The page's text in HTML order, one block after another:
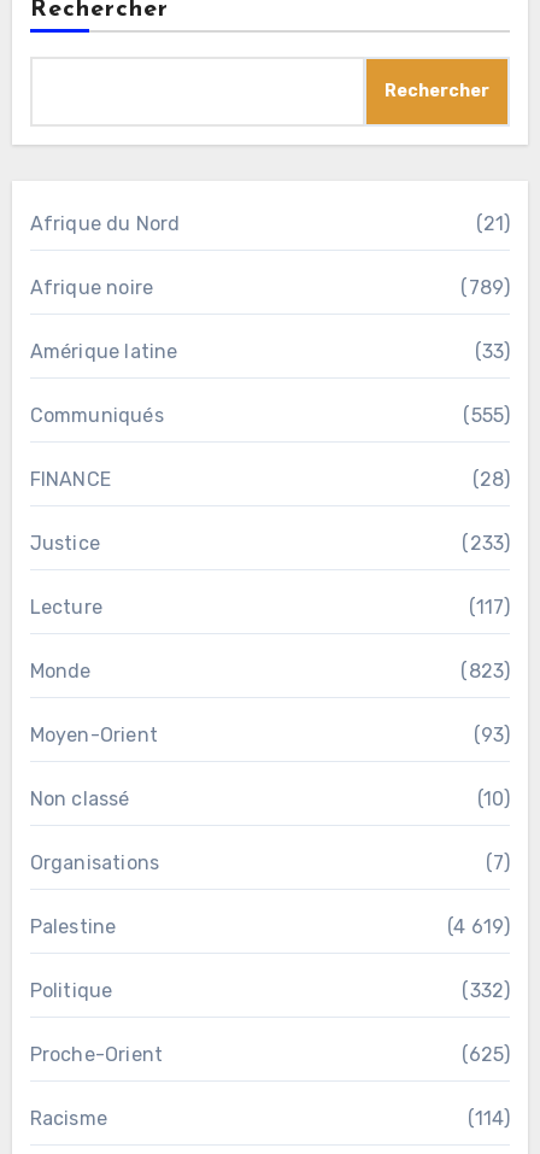
Rechercher
Rechercher
Afrique du Nord (21)
Afrique noire (789)
Amérique latine (33)
Communiqués (555)
FINANCE (28)
Justice (233)
Lecture (117)
Monde (823)
Moyen-Orient (93)
Non classé (10)
Organisations (7)
Palestine (4 619)
Politique (332)
Proche-Orient (625)
Racisme (114)